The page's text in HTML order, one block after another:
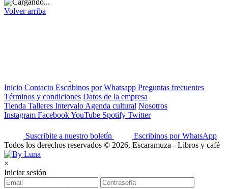
Volver arriba
Inicio Contacto Escribinos por Whatsapp Preguntas frecuentes
Términos y condiciones Datos de la empresa
Tienda Talleres Intervalo Agenda cultural Nosotros
Instagram FacebookYouTube Spotify Twitter
Suscribite a nuestro boletín
Escribinos por WhatsApp
Todos los derechos reservados © 2026, Escaramuza - Libros y café
×
Iniciar sesión